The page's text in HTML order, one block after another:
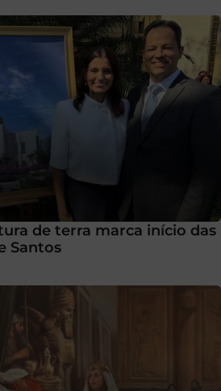
de terra marca início das
Santos